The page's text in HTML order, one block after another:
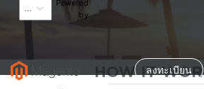
Powered
by
ลงทะเบียน
HOW IT